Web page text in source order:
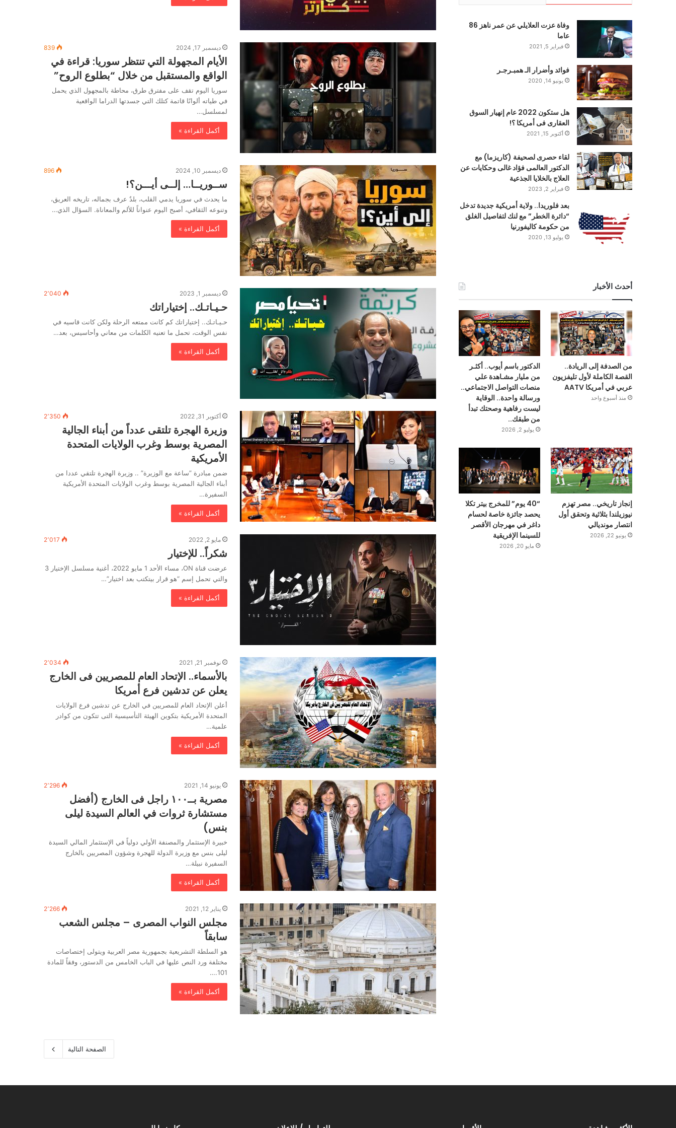
ديسمبر 17, 2024 839
الأيام المجهولة التي تنتظر سوريا: قراءة في
الواقع والمستقبل من خلال “بطلوع الروح”
سوريا اليوم تقف على مفترق طرق، محاطة بالمجهول الذي يحمل
في طياته ألوانًا قاتمة كتلك التي جسدتها الدراما الواقعية
لمسلسل…
أكمل القراءة »
ديسمبر 10, 2024 896
ســوريــا… إلــى أيـــن؟!
ما يحدث في سوريا يدمي القلب، بلدٌ عرف بجماله، تاريخه العريق،
وتنوعه الثقافي، أصبح اليوم عنواناً للألم والمعاناة. السؤال الذي…
أكمل القراءة »
ديسمبر 1, 2023 2٬040
حـيـاتـك.. إختياراتك
حـيـاتـك.. إختياراتك كم كانت ممتعه الرحلة ولكن كانت قاسيه في
نفس الوقت، تحمل ما تعنيه الكلمات من معاني وأحاسيس، بعد…
أكمل القراءة »
أكتوبر 31, 2022 2٬350
وزيرة الهجرة تلتقى عدداً من أبناء الجالية
المصرية بوسط وغرب الولايات المتحدة
الأمريكية
‬أبناء‭ ‬الجالية‭ ‬المصرية‭ ‬بوسط‭ ‬وغرب‭ ‬الولايات‭ ‬المتحدة‭ ‬الأمريكية
السفيرة‭…
أكمل القراءة »
مايو 2, 2022 2٬017
شكراً.. للإختيار
عرضت قناة ON، مساء الأحد 1 مايو 2022، أغنية مسلسل الإختيار 3
والتي تحمل إسم “هو قرار بيتكتب بعد اختيار”…
أكمل القراءة »
نوفمبر 21, 2021 2٬034
بالأسماء.. الإتحاد العام للمصريين فى الخارج
يعلن عن تدشين فرع أمريكا
أعلن الإتحاد العام للمصريين في الخارج عن تدشين فرع الولايات
المتحدة الأمريكية بتكوين الهيئة التأسيسية التى تتكون من كوادر
علمية…
أكمل القراءة »
يونيو 14, 2021 2٬296
مصرية بــ١٠٠ راجل فى الخارج (أفضل
مستشارة ثروات في العالم السيدة ليلى
بنس)
خبيرة الإستثمار والمصنفة الأولي دولياً في الإستثمار المالي السيدة
ليلى بنس مع وزيرة الدولة للهجرة وشؤون المصريين بالخارج
السفيرة نبيلة…
أكمل القراءة »
يناير 12, 2021 2٬266
مجلس النواب المصرى – مجلس الشعب
سابقاً
هو السلطة التشريعية بجمهورية مصر العربية ويتولى إختصاصات
مختلفة ورد النص عليها في الباب الخامس من الدستور، وفقاً للمادة
101.…
أكمل القراءة »
الصفحة التالية
وفاة عزت العلايلي عن عمر ناهز 86
عاما
فبراير 5, 2021
فوائد وأضرار الـ همبـرجـر
يونيو 14, 2020
هل ستكون 2022 عام إنهيار السوق
العقارى فى أمريكا ؟!
أكتوبر 15, 2021
لقاء حصرى لصحيفة (كاريزما) مع
الدكتور العالمى فؤاد غالى وحكايات عن
العلاج بالخلايا الجذعية
فبراير 2, 2023
بعد فلوريدا.. ولاية أمريكية جديدة تدخل
“دائرة الخطر” مع لنك لتفاصيل الغلق
من حكومة كاليفورنيا
يوليو 13, 2020
أحدث الأخبار
من الصدفة إلى الريادة..
القصة الكاملة لأول تليفزيون
عربي في أمريكا AATV
منذ أسبوع واحد
الدكتور باسم أيوب.. أكثـر
من مليار مشـاهدة علي
منصات التواصل الاجتماعي..
ورسالة واحدة.. الوقاية
ليست رفاهية وصحتك تبدأ
من طبقك..
يوليو 2, 2026
إنجاز تاريخي.. مصر تهزم
نيوزيلندا بثلاثية وتحقق أول
انتصار مونديالي
يونيو 22, 2026
“40 يوم” للمخرج بيتر تكلا
يحصد جائزة خاصة لحسام
داغر في مهرجان الأقصر
للسينما الإفريقية
مايو 20, 2026